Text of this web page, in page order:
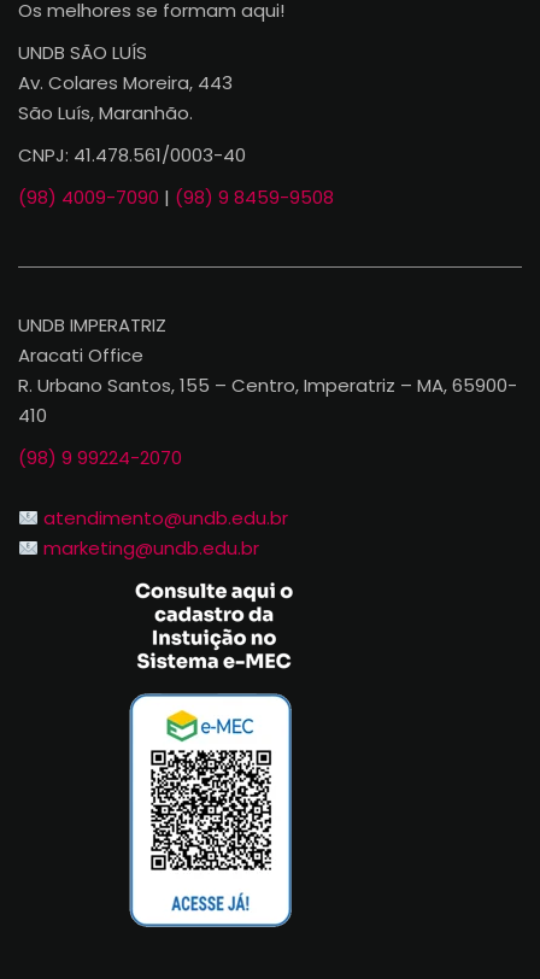
Os melhores se formam aqui!
UNDB SÃO LUÍS
Av. Colares Moreira, 443
São Luís, Maranhão.
CNPJ: 41.478.561/0003-40
(98) 4009-7090 | (98) 9 8459-9508
UNDB IMPERATRIZ
Aracati Office
R. Urbano Santos, 155 – Centro, Imperatriz – MA, 65900-
410
(98) 9 99224-2070
atendimento@undb.edu.br
marketing@undb.edu.br